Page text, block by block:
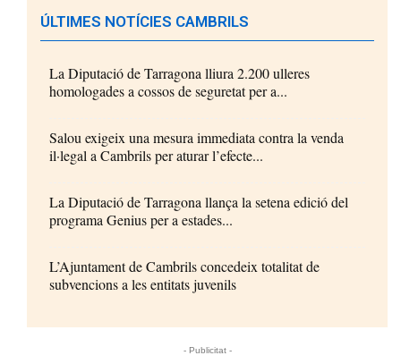
ÚLTIMES NOTÍCIES CAMBRILS
La Diputació de Tarragona lliura 2.200 ulleres
homologades a cossos de seguretat per a...
Salou exigeix una mesura immediata contra la venda
il·legal a Cambrils per aturar l’efecte...
La Diputació de Tarragona llança la setena edició del
programa Genius per a estades...
L’Ajuntament de Cambrils concedeix totalitat de
subvencions a les entitats juvenils
- Publicitat -